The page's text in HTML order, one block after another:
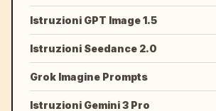
Istruzioni GPT Image 1.5
Istruzioni Seedance 2.0
Grok Imagine Prompts
Istruzioni Gemini 3 Pro